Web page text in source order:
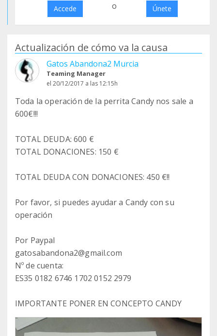
Accede o Únete
Actualización de cómo va la causa
Gatos Abandona2 Murcia
Teaming Manager
el 20/12/2017 a las 12:15h
Toda la operación de la perrita Candy nos sale a
600€!!!
TOTAL DEUDA: 600 €
TOTAL DONACIONES: 150 €
TOTAL DEUDA CON DONACIONES: 450 €!!
Por favor, si puedes ayudar a Candy con su
operación
Por Paypal
gatosabandona2@gmail.com
Nº de cuenta:
ES35 0182 6746 1702 0152 2979
IMPORTANTE PONER EN CONCEPTO CANDY